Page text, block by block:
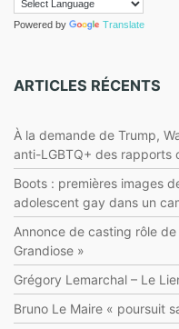
Powered by Translate
ARTICLES RÉCENTS
À la demande de Trump,
anti-LGBTQ+ des rapports
Boots : premières images
adolescent gay dans un
Annonce de casting rôle
Grandiose »
Grégory Lemarchal – Le
Bruno Le Maire « poursuit